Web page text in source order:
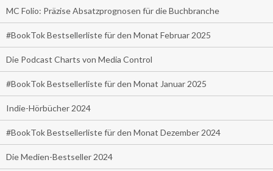
MC Folio: Präzise Absatzprognosen für die Buchbranche
#BookTok Bestsellerliste für den Monat Februar 2025
Die Podcast Charts von Media Control
#BookTok Bestsellerliste für den Monat Januar 2025
Indie-Hörbücher 2024
#BookTok Bestsellerliste für den Monat Dezember 2024
Die Medien-Bestseller 2024